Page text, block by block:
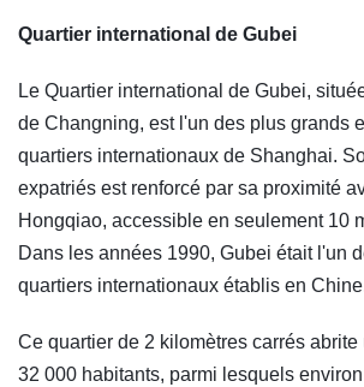
Quartier international de Gubei
Le Quartier international de Gubei,
de Changning, est l'un des plus grands
quartiers internationaux de Shanghai.
expatriés est renforcé par sa proximité
Hongqiao, accessible en seulement 10
Dans les années 1990, Gubei était l'un
quartiers internationaux établis en
Ce quartier de 2 kilomètres carrés
32 000 habitants, parmi lesquels